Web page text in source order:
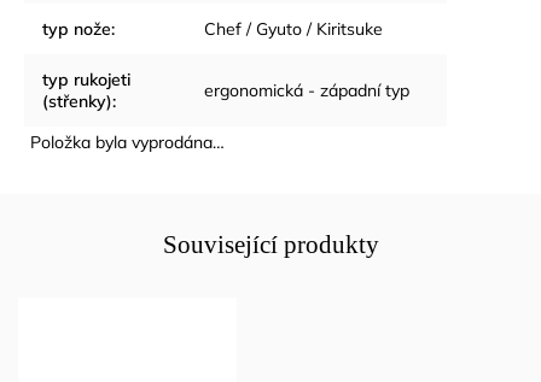
typ nože: Chef / Gyuto / Kiritsuke
typ rukojeti
(střenky): ergonomická - západní typ
Položka byla vyprodána…
Související produkty